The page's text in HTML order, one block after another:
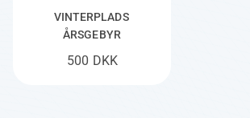
VINTERPLADS
ÅRSGEBYR
500 DKK